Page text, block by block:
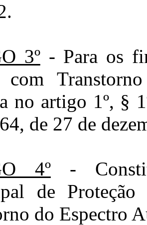
3º- Para os
com
no artigo 1º, §
de 27 de
4º-
de
do Espectro